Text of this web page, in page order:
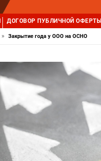
ДОГОВОР ПУБЛИЧНОЙ ОФЕРТЫ
» Закрытие года у ООО на ОСНО